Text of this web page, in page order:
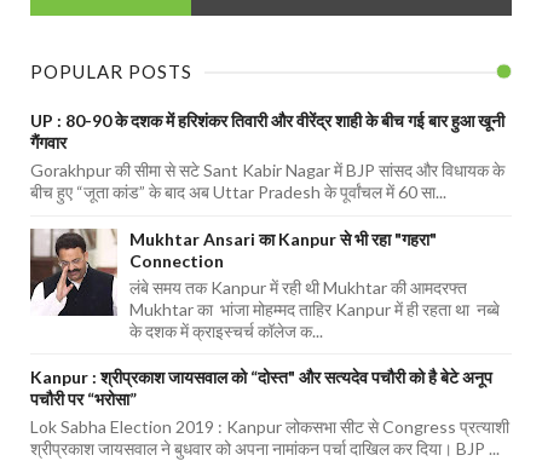
POPULAR POSTS
UP : 80-90 के दशक में हरिशंकर तिवारी और वीरेंद्र शाही के बीच गई बार हुआ खूनी
गैंगवार
Gorakhpur की सीमा से सटे Sant Kabir Nagar में BJP सांसद और विधायक के
बीच हुए “जूता कांड” के बाद अब Uttar Pradesh के पूर्वांचल में 60 सा...
Mukhtar Ansari का Kanpur से भी रहा "गहरा"
Connection
लंबे समय तक Kanpur में रही थी Mukhtar की आमदरफ्त
Mukhtar का भांजा मोहम्मद ताहिर Kanpur में ही रहता था नब्बे
के दशक में क्राइस्चर्च कॉलेज क...
Kanpur : श्रीप्रकाश जायसवाल को “दोस्त" और सत्यदेव पचौरी को है बेटे अनूप
पचौरी पर “भरोसा”
Lok Sabha Election 2019 : Kanpur लोकसभा सीट से Congress प्रत्याशी
श्रीप्रकाश जायसवाल ने बुधवार को अपना नामांकन पर्चा दाखिल कर दिया। BJP ...